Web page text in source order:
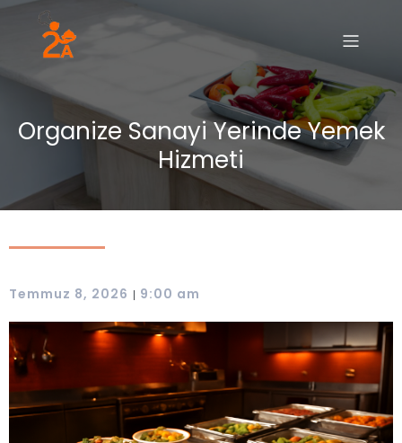
Organize Sanayi Yerinde Yemek
Hizmeti
Temmuz 8, 2026 | 9:00 am